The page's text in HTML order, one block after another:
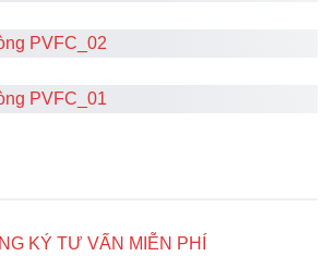
KÝ TƯ VẤN MIỄN PHÍ